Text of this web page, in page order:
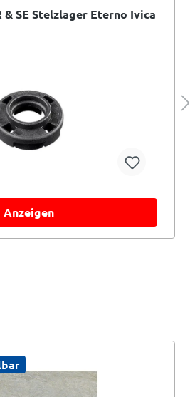
SE Stelzlager Eterno Ivica
Anzeigen